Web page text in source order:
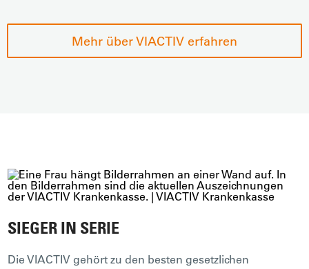
Mehr über VIACTIV erfahren
SIEGER IN SERIE
Die VIACTIV gehört zu den besten gesetzlichen